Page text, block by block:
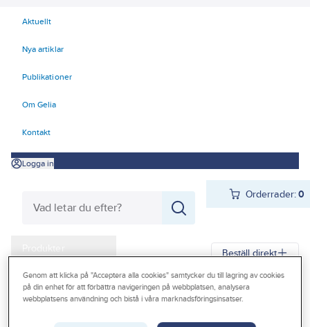
Aktuellt
Nya artiklar
Publikationer
Om Gelia
Kontakt
Logga in
Orderrader:0
Produkter
Kampanjer
Outlet
Beställ direkt
Gelia Produkter Byggplåt Lackerad plåt Planplåt
Planplåt Stål
Genom att klicka på "Acceptera alla cookies" samtycker du till lagring av cookies
på din enhet för att förbättra navigeringen på webbplatsen, analysera
webbplatsens användning och bistå i våra marknadsföringsinsatser.